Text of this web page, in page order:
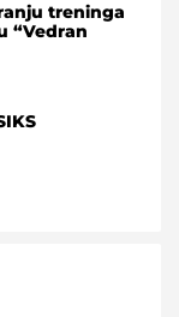
treninga
“Vedran